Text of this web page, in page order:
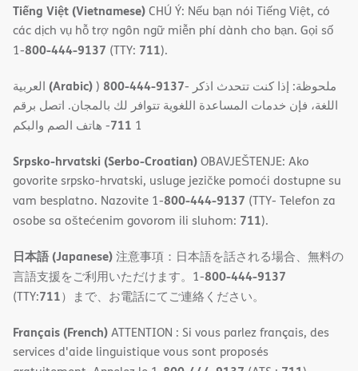
Tiếng Việt (Vietnamese)CHÚ Ý: Nếu bạn nói Tiếng Việt, có
các dịch vụ hỗ trợ ngôn ngữ miễn phí dành cho bạn. Gọi số
1-800-444-9137 (TTY: 711).
(Arabic)) 800-444-9137- ملحوظة: إذا كنت تتحدث اذكر
اللغة، فإن خدمات المساعدة اللغویة تتوافر لك بالمجان. اتصل برقم
1
711- ھاتف الصم والبكم
Srpsko-hrvatski (Serbo-Croatian)OBAVJEŠTENJE: Ako
govorite srpsko-hrvatski, usluge jezičke pomoći dostupne su
vam besplatno. Nazovite 1-800-444-9137 (TTY- Telefon za
osobe sa oštećenim govorom ili sluhom: 711).
日本語 (Japanese)注意事項：日本語を話される場合、無料の
言語支援をご利用いただけます。1-800-444-9137
(TTY:711）まで、お電話にてご連絡ください。
Français (French)ATTENTION : Si vous parlez français, des
services d'aide linguistique vous sont proposés